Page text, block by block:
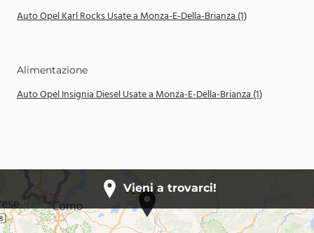
Auto Opel Karl Rocks Usate a Monza-E-Della-Brianza (1)
Alimentazione
Auto Opel Insignia Diesel Usate a Monza-E-Della-Brianza (1)
Vieni a trovarci!